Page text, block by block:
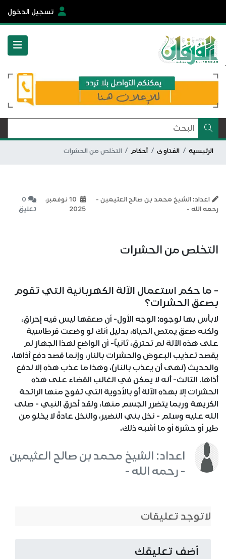
تسجيل الدخول
الرئيسية الفتاوى أحكام التخلص من الحشرات
اعداد: الشيخ محمد بن صالح العثيمين -
رحمه الله -
10 نوفمبر،
2025
0
تعليق
التخلص من الحشرات
- ما حكم استعمال الآلة الكهربائية التي تقوم
بصعق الحشرات؟
لابأس بها لوجوه: الوجه الأول- أن صعقها ليس فيه إحراق،
ولكنه صعق يمتص الحياة، بدليل أنك لو وضعت قرطاسية
على هذه الآلة لم تحترق، ثانياً- أن الواضع لهذا الجهاز لم
يقصد تعذيب البعوض والحشرات بالنار، وإنما قصد دفع أذاها،
والحديث (نهى أن يعذب بالنار)، وهذا ما عذب هذه إلا لدفع
أذاها. الثالث- أنه لا يمكن في الغالب القضاء على هذه
الحشرات إلا بهذه الآلة أو بالأدوية التي تفوح منها الرائحة
الكريهة وربما يتضرر الجسم منها، ولقد أحرق النبي - صلى
الله عليه وسلم - نخل بني النضير، والنخل عادةً لا يخلو من
طير أو حشرة أو ما أشبه ذلك.
اعداد: الشيخ محمد بن صالح العثيمين
- رحمه الله -
لاتوجد تعليقات
أضف تعليقك